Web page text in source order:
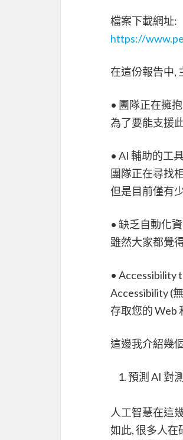
檔案下載網址:
https://
在這份報告中,
• 團隊正在擁
為了要能支援
• AI 輔助的工
團隊正在尋找
但是目前僅有
• 缺乏自動化
雖然大家都覺
• Accessibility
Accessibility (
存取您的 Web
這邊我介紹幾
預測 AI 對
⼈⼯智慧在這
如此, 很多人在